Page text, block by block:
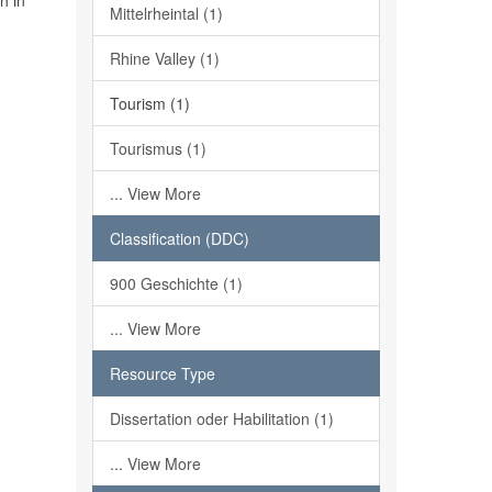
Mittelrheintal (1)
Rhine Valley (1)
Tourism (1)
Tourismus (1)
... View More
Classification (DDC)
900 Geschichte (1)
... View More
Resource Type
Dissertation oder Habilitation (1)
... View More